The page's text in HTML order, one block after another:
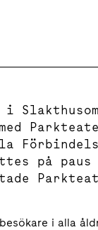
på paus
i alla